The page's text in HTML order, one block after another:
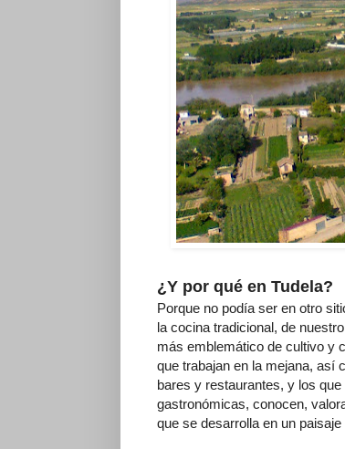
¿Y por qué en Tudela?
Porque no podía ser en otro
la cocina tradicional, de
más emblemático de cultivo y
que trabajan en la mejana, así
bares y restaurantes, y los
gastronómicas, conocen,
que se desarrolla en un